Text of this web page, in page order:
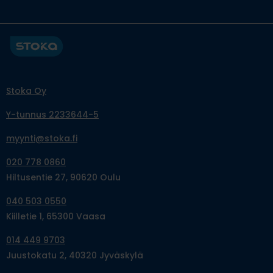
Stoka Oy
Y-tunnus 2233644-5
myynti@stoka.fi
020 778 0860
Hiltusentie 27, 90620 Oulu
040 503 0550
Kiilletie 1, 65300 Vaasa
014 449 9703
Juustokatu 2, 40320 Jyväskylä